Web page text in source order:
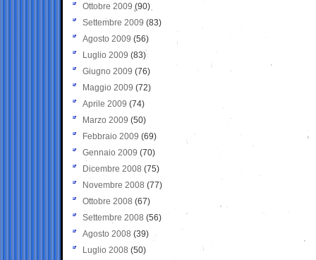
Ottobre 2009 (90)
Settembre 2009 (83)
Agosto 2009 (56)
Luglio 2009 (83)
Giugno 2009 (76)
Maggio 2009 (72)
Aprile 2009 (74)
Marzo 2009 (50)
Febbraio 2009 (69)
Gennaio 2009 (70)
Dicembre 2008 (75)
Novembre 2008 (77)
Ottobre 2008 (67)
Settembre 2008 (56)
Agosto 2008 (39)
Luglio 2008 (50)